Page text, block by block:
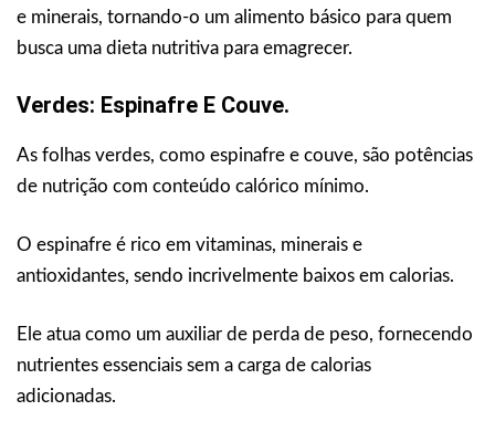
e minerais, tornando-o um alimento básico para quem
busca uma dieta nutritiva para emagrecer.
Verdes: Espinafre E Couve.
As folhas verdes, como espinafre e couve, são potências
de nutrição com conteúdo calórico mínimo.
O espinafre é rico em vitaminas, minerais e
antioxidantes, sendo incrivelmente baixos em calorias.
Ele atua como um auxiliar de perda de peso, fornecendo
nutrientes essenciais sem a carga de calorias
adicionadas.